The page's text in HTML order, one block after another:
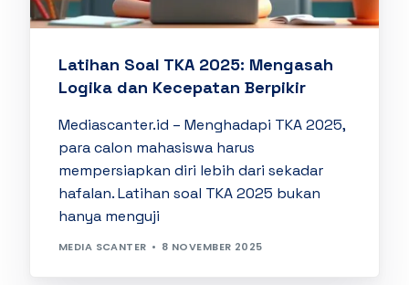
Latihan Soal TKA 2025: Mengasah
Logika dan Kecepatan Berpikir
Mediascanter.id – Menghadapi TKA 2025,
para calon mahasiswa harus
mempersiapkan diri lebih dari sekadar
hafalan. Latihan soal TKA 2025 bukan
hanya menguji
MEDIA SCANTER 8 NOVEMBER 2025